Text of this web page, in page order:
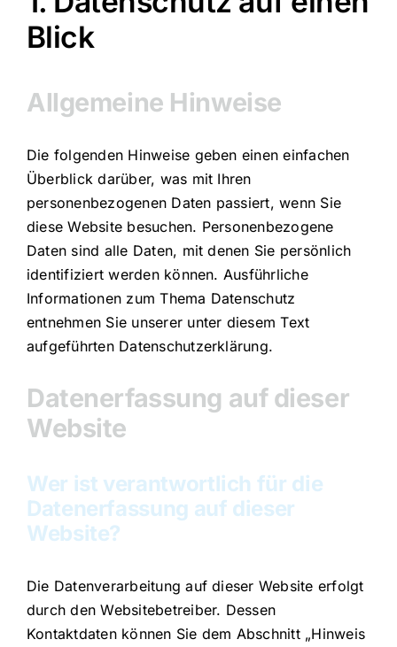
Blick
Allgemeine Hinweise
Die folgenden Hinweise geben einen einfachen
Überblick darüber, was mit Ihren
personenbezogenen Daten passiert, wenn Sie
diese Website besuchen. Personenbezogene
Daten sind alle Daten, mit denen Sie persönlich
identifiziert werden können. Ausführliche
Informationen zum Thema Datenschutz
entnehmen Sie unserer unter diesem Text
aufgeführten Datenschutzerklärung.
Datenerfassung auf dieser
Website
Wer ist verantwortlich für die
Datenerfassung auf dieser
Website?
Die Datenverarbeitung auf dieser Website erfolgt
durch den Websitebetreiber. Dessen
Kontaktdaten können Sie dem Abschnitt „Hinweis